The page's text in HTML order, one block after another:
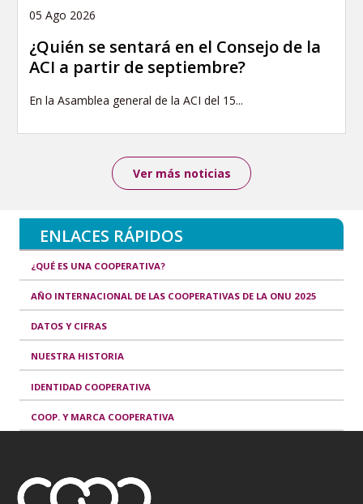
05 Ago 2026
¿Quién se sentará en el Consejo de la
ACI a partir de septiembre?
En la Asamblea general de la ACI del 15...
Ver más noticias
ENLACES RÁPIDOS
¿QUÉ ES UNA COOPERATIVA?
AÑO INTERNACIONAL DE LAS COOPERATIVAS DE LA ONU 2025
DATOS Y CIFRAS
NUESTRA HISTORIA
IDENTIDAD COOPERATIVA
COOP. Y MARCA COOPERATIVA